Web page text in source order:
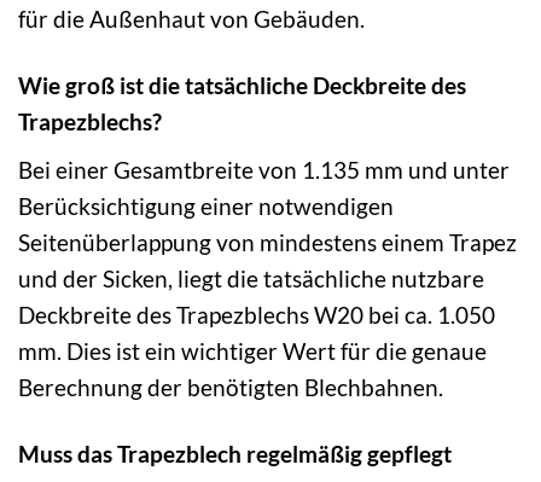
für die Außenhaut von Gebäuden.
Wie groß ist die tatsächliche Deckbreite des
Trapezblechs?
Bei einer Gesamtbreite von 1.135 mm und unter
Berücksichtigung einer notwendigen
Seitenüberlappung von mindestens einem Trapez
und der Sicken, liegt die tatsächliche nutzbare
Deckbreite des Trapezblechs W20 bei ca. 1.050
mm. Dies ist ein wichtiger Wert für die genaue
Berechnung der benötigten Blechbahnen.
Muss das Trapezblech regelmäßig gepflegt